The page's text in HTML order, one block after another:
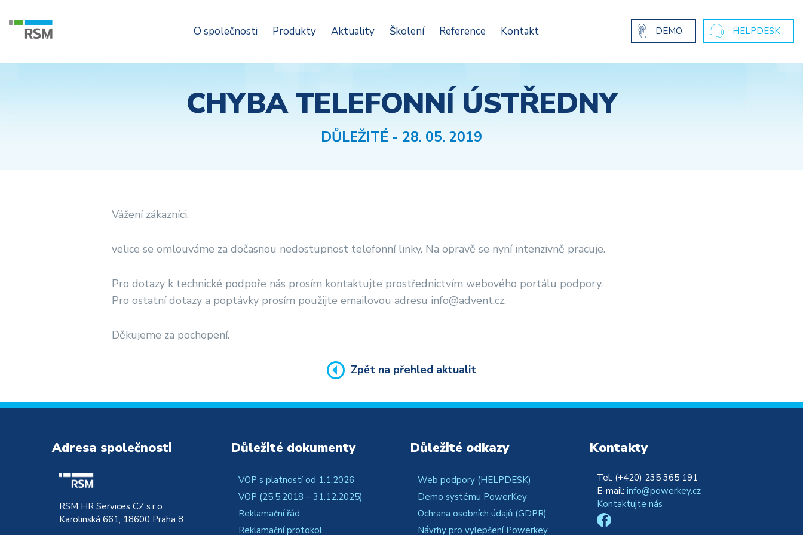
O společnosti Produkty Aktuality Školení Reference Kontakt DEMO HELPDESK
CHYBA TELEFONNÍ ÚSTŘEDNY
DŮLEŽITÉ - 28. 05. 2019
Vážení zákazníci,
velice se omlouváme za dočasnou nedostupnost telefonní linky. Na opravě se nyní intenzivně pracuje.
Pro dotazy k technické podpoře nás prosím kontaktujte prostřednictvím webového portálu podpory.
Pro ostatní dotazy a poptávky prosím použijte emailovou adresu info@advent.cz.
Děkujeme za pochopení.
Zpět na přehled aktualit
Adresa společnosti
RSM HR Services CZ s.r.o.
Karolinská 661, 18600 Praha 8
Důležité dokumenty
VOP s platností od 1.1.2026
VOP (25.5.2018 – 31.12.2025)
Reklamační řád
Reklamační protokol
Důležité odkazy
Web podpory (HELPDESK)
Demo systému PowerKey
Ochrana osobních údajů (GDPR)
Návrhy pro vylepšení Powerkey
Kontakty
Tel: (+420) 235 365 191
E-mail: info@powerkey.cz
Kontaktujte nás